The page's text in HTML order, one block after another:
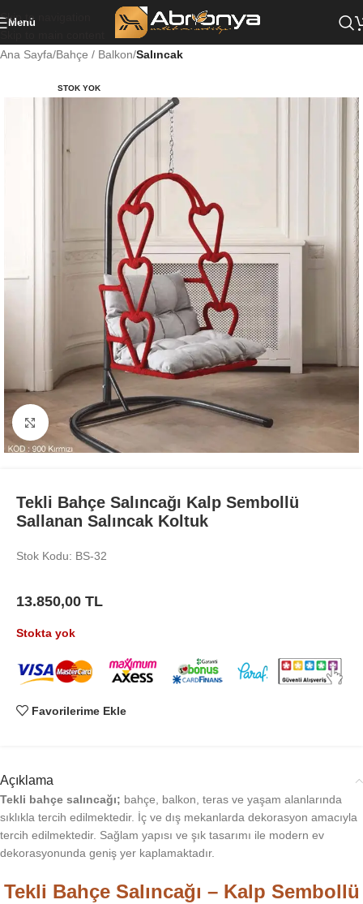
Skip to navigation
Menü
Ana Sayfa Bahçe / Balkon Salıncak
STOK YOK
Büyüt
Tekli Bahçe Salıncağı Kalp Sembollü
Sallanan Salıncak Koltuk
Stok Kodu: BS-32
13.850,00 TL
Stokta yok
Favorilerime Ekle
Açıklama
Tekli bahçe salıncağı; bahçe, balkon, teras ve yaşam alanlarında
sıklıkla tercih edilmektedir. İç ve dış mekanlarda dekorasyon amacıyla
tercih edilmektedir. Sağlam yapısı ve şık tasarımı ile modern ev
dekorasyonunda geniş yer kaplamaktadır.
Tekli Bahçe Salıncağı – Kalp Sembollü